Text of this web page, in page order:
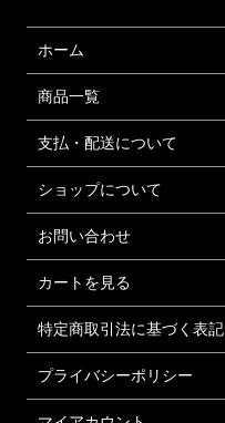
ホーム
商品一覧
支払・配送について
ショップについて
お問い合わせ
カートを見る
特定商取引法に基づく表記
プライバシーポリシー